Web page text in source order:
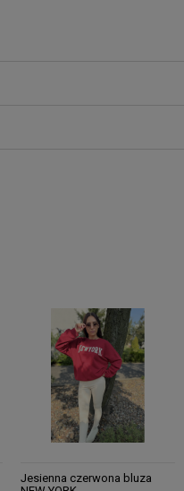
Jesienna czerwona bluza